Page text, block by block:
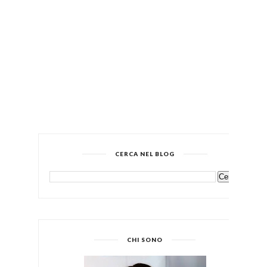
CERCA NEL BLOG
CHI SONO